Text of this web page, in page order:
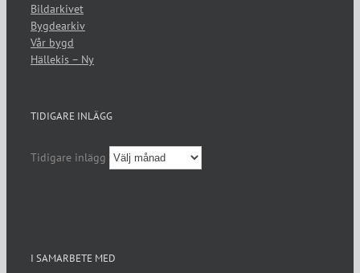
Bildarkivet
Bygdearkiv
Vår bygd
Hällekis – Ny
TIDIGARE INLÄGG
Tidigare inlägg
I SAMARBETE MED